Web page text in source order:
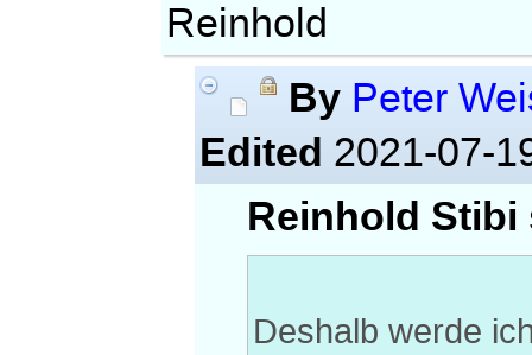
Reinhold
By Peter
Edited 2021-07-
Reinhold
Deshalb werde